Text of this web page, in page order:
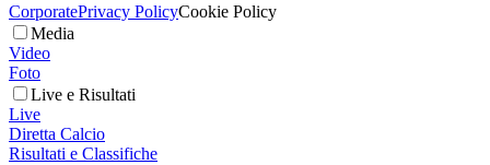
CorporatePrivacy PolicyCookie Policy
Media
Video
Foto
Live e Risultati
Live
Diretta Calcio
Risultati e Classifiche